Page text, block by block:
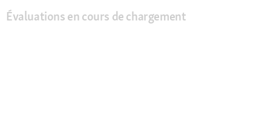
Évaluations en cours de chargement